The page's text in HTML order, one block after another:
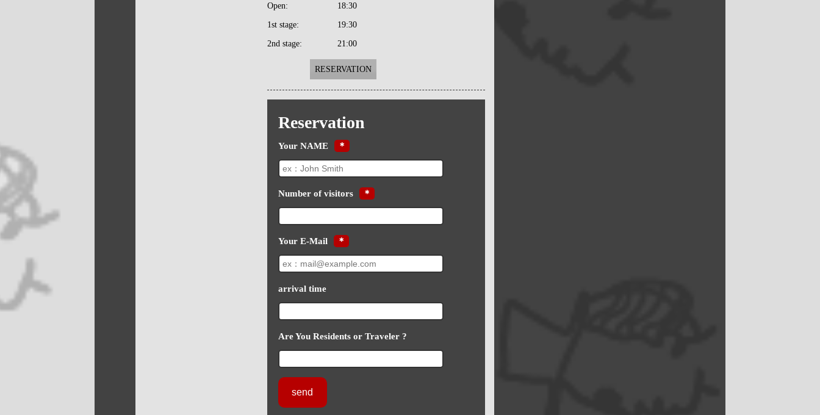
Open: 18:30
1st stage: 19:30
2nd stage: 21:00
RESERVATION
Reservation
Your NAME ＊
Number of visitors ＊
Your E-Mail ＊
arrival time
Are You Residents or Traveler ?